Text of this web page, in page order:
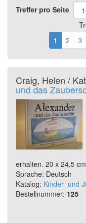
Treffer pro Seite
1
2 3
Craig, Helen /
und das
erhalten. 20 x 24,5
Sprache: Deutsch
Katalog: Kinder- und
Bestellnummer: 125